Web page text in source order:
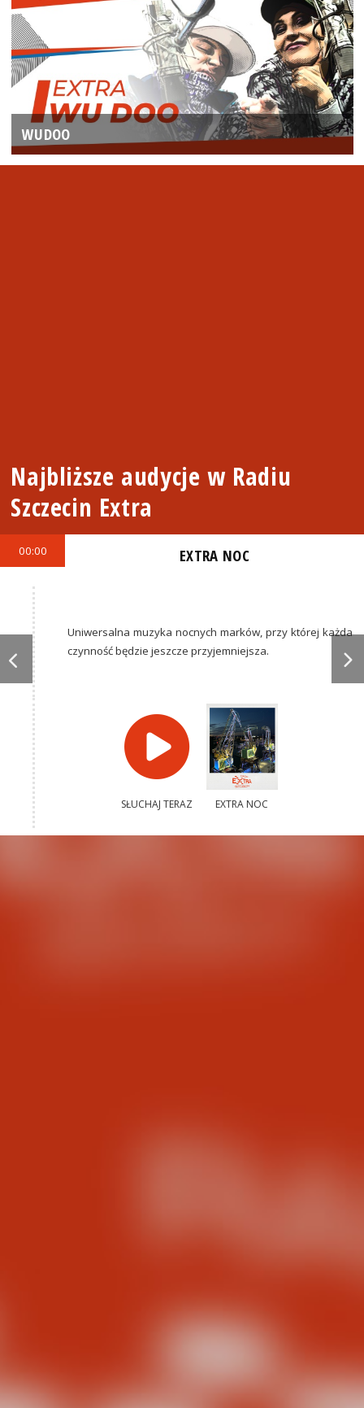
WUDOO
Najbliższe audycje w Radiu
Szczecin Extra
00:00 EXTRA NOC
Uniwersalna muzyka nocnych marków, przy której każda
czynność będzie jeszcze przyjemniejsza.
SŁUCHAJ TERAZ EXTRA NOC